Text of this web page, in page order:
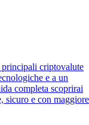
principali criptovalute
e a un
completa scoprirai
sicuro e con maggiore